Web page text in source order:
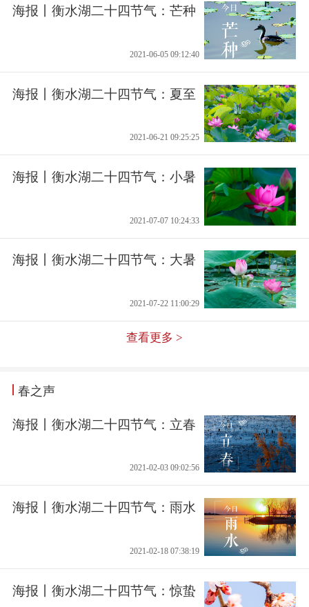
海报丨衡水湖二十四节气：芒种
2021-06-05 09:12:40
海报丨衡水湖二十四节气：夏至
2021-06-21 09:25:25
海报丨衡水湖二十四节气：小暑
2021-07-07 10:24:33
海报丨衡水湖二十四节气：大暑
2021-07-22 11:00:29
查看更多 >
春之声
海报丨衡水湖二十四节气：立春
2021-02-03 09:02:56
海报丨衡水湖二十四节气：雨水
2021-02-18 07:38:19
海报丨衡水湖二十四节气：惊蛰